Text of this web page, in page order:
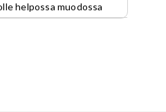
helpossa muodossa